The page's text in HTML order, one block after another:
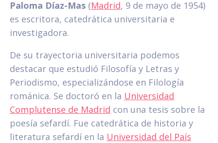
Paloma Díaz-Mas (Madrid, 9 de mayo de 1954)
es escritora, catedrática universitaria e
investigadora.
De su trayectoria universitaria podemos
destacar que estudió Filosofía y Letras y
Periodismo, especializándose en Filología
románica. Se doctoró en la Universidad
Complutense de Madrid con una tesis sobre la
poesía sefardí. Fue catedrática de historia y
literatura sefardí en la Universidad del País